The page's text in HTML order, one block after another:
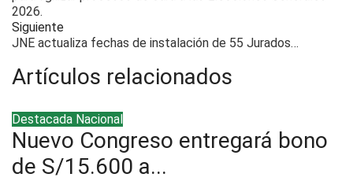
Siguiente
JNE actualiza fechas de instalación de 55 Jurados…
Artículos relacionados
Destacada Nacional
Nuevo Congreso entregará bono
de S/15.600 a...